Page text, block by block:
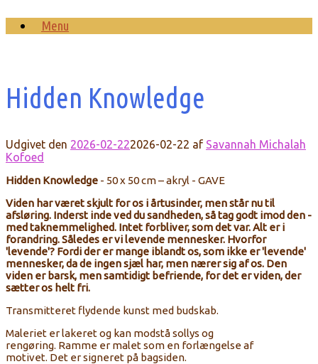
Menu
Hidden Knowledge
Udgivet den 2026-02-222026-02-22 af Savannah Michalah
Kofoed
Hidden Knowledge - 50 x 50 cm – akryl - GAVE
Viden har været skjult for os i årtusinder, men står nu til
afsløring. Inderst inde ved du sandheden, så tag godt imod den -
med taknemmelighed. Intet forbliver, som det var. Alt er i
forandring. Således er vi levende mennesker. Hvorfor
'levende'? Fordi der er mange iblandt os, som ikke er 'levende'
mennesker, da de ingen sjæl har, men nærer sig af os. Den
viden er barsk, men samtidigt befriende, for det er viden, der
sætter os helt fri.
Transmitteret flydende kunst med budskab.
Maleriet er lakeretog kan modstå sollys og
rengøring. Ramme er maletsom en forlængelse af
motivet. Det er signeret på bagsiden.